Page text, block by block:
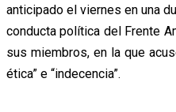
anticipado el viernes en una
conducta política del Frente
sus miembros, en la que
ética” e “indecencia”.